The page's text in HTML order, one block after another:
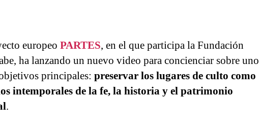
europeo PARTES, en el que participa la Fundación
ha lanzando un nuevo video para concienciar sobre uno
principales: preservar los lugares de culto como
intemporales de la fe, la historia y el patrimonio
.